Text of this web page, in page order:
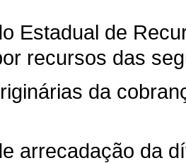
Estadual de
recursos das
da
arrecadação da